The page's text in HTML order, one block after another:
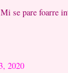
se pare foarre
2020